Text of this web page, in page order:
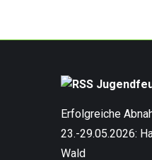
Erfolgreiche
23.-29.05.2026:
Wald